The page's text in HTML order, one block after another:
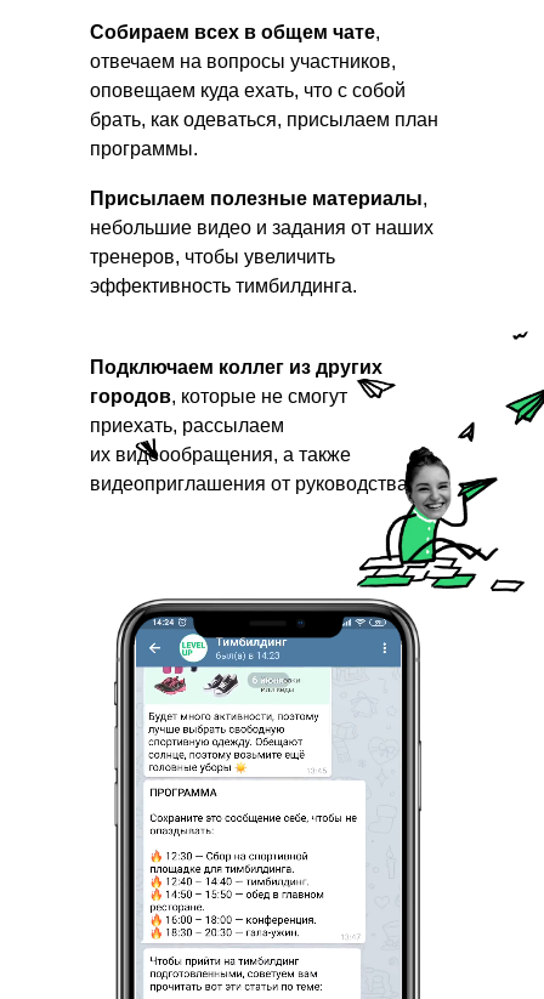
Присылаем полезные материалы,
небольшие видео и задания от наших
тренеров, чтобы увеличить
эффективность тимбилдинга.
Собираем всех в общем чате,
отвечаем на вопросы участников,
оповещаем куда ехать, что с собой
брать, как одеваться, присылаем план
программы.
Подключаем коллег из других
городов, которые не смогут
приехать, рассылаем
их видеообращения, а также
видеоприглашения от руководства.